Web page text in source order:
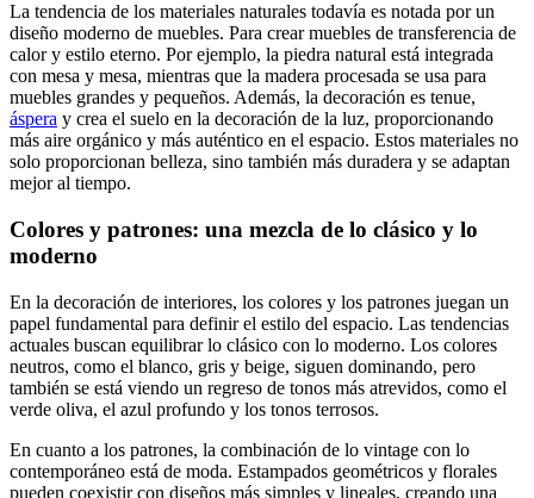
La tendencia de los materiales naturales todavía es notada por un
diseño moderno de muebles. Para crear muebles de transferencia de
calor y estilo eterno. Por ejemplo, la piedra natural está integrada
con mesa y mesa, mientras que la madera procesada se usa para
muebles grandes y pequeños. Además, la decoración es tenue,
áspera y crea el suelo en la decoración de la luz, proporcionando
más aire orgánico y más auténtico en el espacio. Estos materiales no
solo proporcionan belleza, sino también más duradera y se adaptan
mejor al tiempo.
Colores y patrones: una mezcla de lo clásico y lo
moderno
En la decoración de interiores, los colores y los patrones juegan un
papel fundamental para definir el estilo del espacio. Las tendencias
actuales buscan equilibrar lo clásico con lo moderno. Los colores
neutros, como el blanco, gris y beige, siguen dominando, pero
también se está viendo un regreso de tonos más atrevidos, como el
verde oliva, el azul profundo y los tonos terrosos.
En cuanto a los patrones, la combinación de lo vintage con lo
contemporáneo está de moda. Estampados geométricos y florales
pueden coexistir con diseños más simples y lineales, creando una